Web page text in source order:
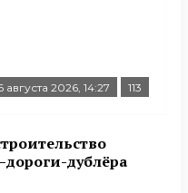
августа 2026, 14:27 113
дублёра